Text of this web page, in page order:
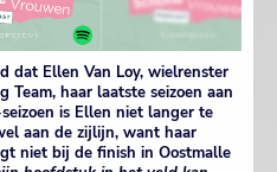
dat Ellen Van Loy, wielrenster
Team, haar laatste seizoen aan
is Ellen niet langer te
aan de zijlijn, want haar
niet bij de finish in Oostmalle